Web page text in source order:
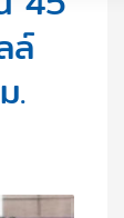
ล์
.